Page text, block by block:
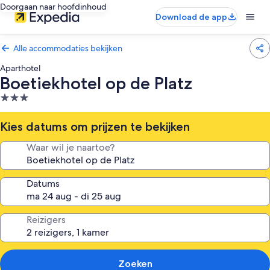
Doorgaan naar hoofdinhoud
Download de app
Alle accommodaties bekijken
Aparthotel
Boetiekhotel op de Platz
3.0-
sterrenaccommodatie
Kies datums om prijzen te bekijken
Waar wil je naartoe?
Datums
Reizigers
Zoeken